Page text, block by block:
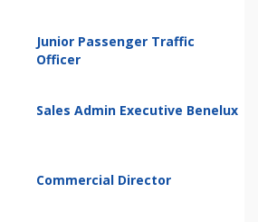
Junior Passenger Traffic
Officer
Sales Admin Executive Benelux
Commercial Director